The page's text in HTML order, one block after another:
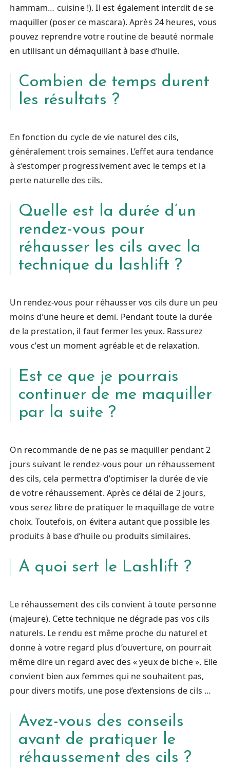
hammam… cuisine !). Il est également interdit de se
maquiller (poser ce mascara). Après 24 heures, vous
pouvez reprendre votre routine de beauté normale
en utilisant un démaquillant à base d’huile.
Combien de temps durent
les résultats ?
En fonction du cycle de vie naturel des cils,
généralement trois semaines. L’effet aura tendance
à s’estomper progressivement avec le temps et la
perte naturelle des cils.
Quelle est la durée d’un
rendez-vous pour
réhausser les cils avec la
technique du lashlift ?
Un rendez-vous pour réhausser vos cils dure un peu
moins d’une heure et demi. Pendant toute la durée
de la prestation, il faut fermer les yeux. Rassurez
vous c’est un moment agréable et de relaxation.
Est ce que je pourrais
continuer de me maquiller
par la suite ?
On recommande de ne pas se maquiller pendant 2
jours suivant le rendez-vous pour un réhaussement
des cils, cela permettra d’optimiser la durée de vie
de votre réhaussement. Après ce délai de 2 jours,
vous serez libre de pratiquer le maquillage de votre
choix. Toutefois, on évitera autant que possible les
produits à base d’huile ou produits similaires.
A quoi sert le Lashlift ?
Le réhaussement des cils convient à toute personne
(majeure). Cette technique ne dégrade pas vos cils
naturels. Le rendu est même proche du naturel et
donne à votre regard plus d’ouverture, on pourrait
même dire un regard avec des « yeux de biche ». Elle
convient bien aux femmes qui ne souhaitent pas,
pour divers motifs, une pose d’extensions de cils …
Avez-vous des conseils
avant de pratiquer le
réhaussement des cils ?